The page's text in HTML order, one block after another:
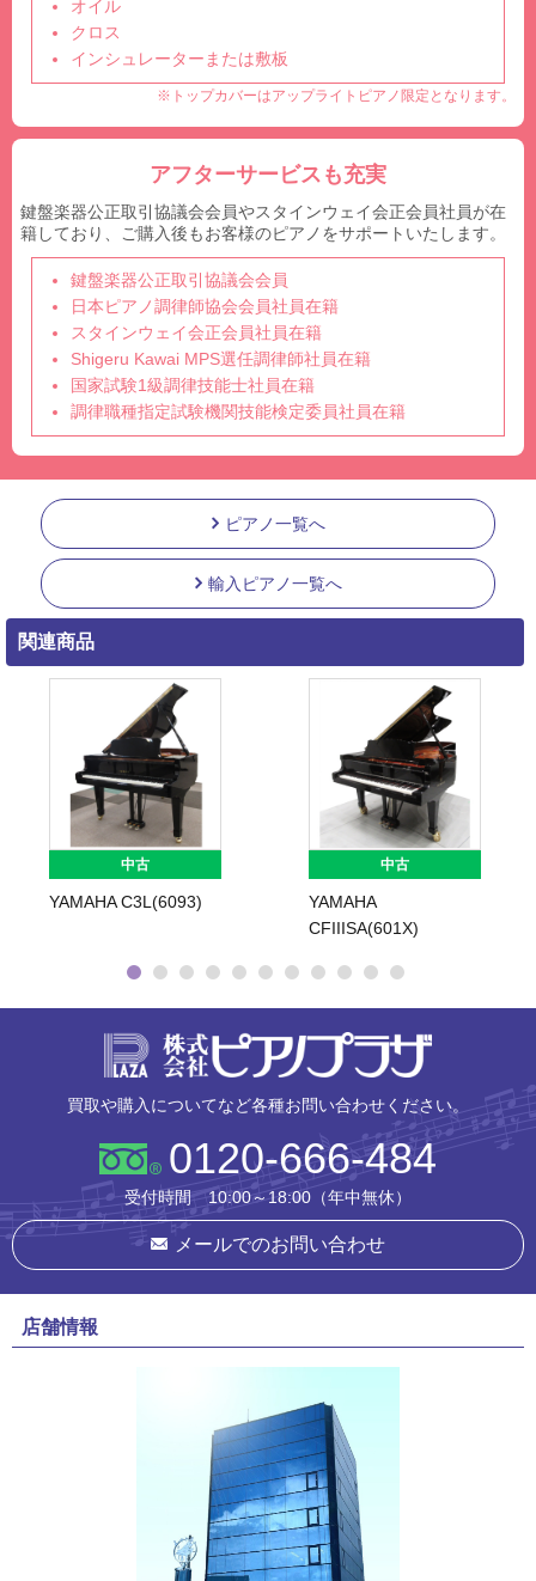
オイル
クロス
インシュレーターまたは敷板
※トップカバーはアップライトピアノ限定となります。
アフターサービスも充実
鍵盤楽器公正取引協議会会員やスタインウェイ会正会員社員が在
籍しており、ご購入後もお客様のピアノをサポートいたします。
鍵盤楽器公正取引協議会会員
日本ピアノ調律師協会会員社員在籍
スタインウェイ会正会員社員在籍
Shigeru Kawai MPS選任調律師社員在籍
国家試験1級調律技能士社員在籍
調律職種指定試験機関技能検定委員社員在籍
ピアノ一覧へ
輸入ピアノ一覧へ
関連商品
中古
YAMAHA C3L(6093)
中古
YAMAHA
CFIIISA(601X)
買取や購入についてなど各種お問い合わせください。
0120-666-484
受付時間 10:00～18:00（年中無休）
メールでのお問い合わせ
店舗情報